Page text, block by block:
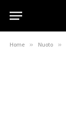
Home » Nuoto »